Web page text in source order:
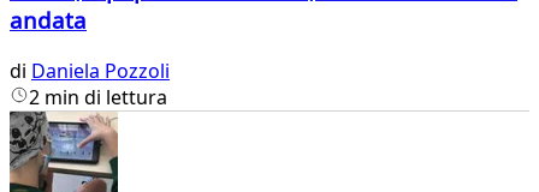
andata
di Daniela Pozzoli
2 min di lettura